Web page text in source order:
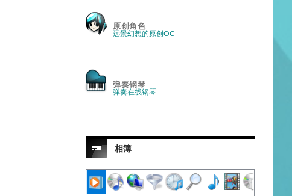
原创角色
远景幻想的原创OC
弹奏钢琴
弹奏在线钢琴
相簿